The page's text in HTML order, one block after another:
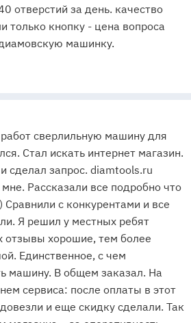
отверстий за день. качество
только кнопку - цена вопроса
машинку.
сверлильную машину для
Стал искать интернет магазин.
сделал запрос. diamtools.ru
Рассказали все подробно что
Сравнили с конкурентами и все
Я решил у местных ребят
отзывы хорошие, тем более
Единственное, с чем
машину. В общем заказал. На
сервиса: после оплаты в этот
и еще скидку сделали. Так